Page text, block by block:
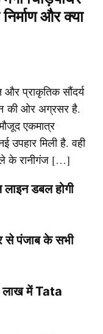
और क्या
और प्राकृतिक सौंदर्य
की ओर अग्रसर है.
एकमात्र
उपहार मिली है. वही
के रानीगंज […]
डबल होगी
से पंजाब के सभी
में Tata